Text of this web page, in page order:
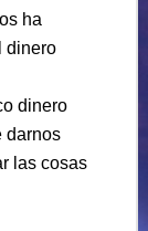
ha
dinero
dinero
darnos
las cosas